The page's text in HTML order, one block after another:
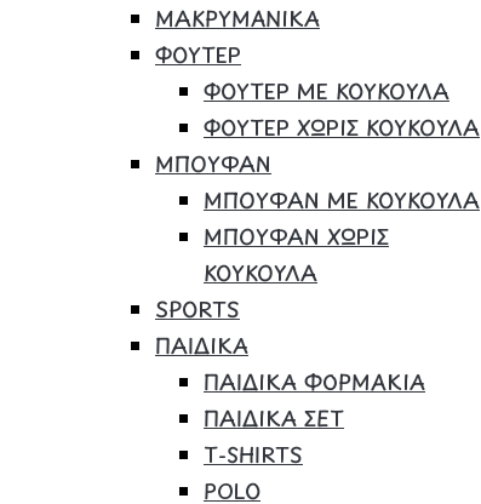
ΜΑΚΡΥΜΑΝΙΚΑ
ΦΟΥΤΕΡ
ΦΟΥΤΕΡ ΜΕ ΚΟΥΚΟΥΛΑ
ΦΟΥΤΕΡ ΧΩΡΙΣ ΚΟΥΚΟΥΛΑ
ΜΠΟΥΦΑΝ
ΜΠΟΥΦΑΝ ΜΕ ΚΟΥΚΟΥΛΑ
ΜΠΟΥΦΑΝ ΧΩΡΙΣ
ΚΟΥΚΟΥΛΑ
SPORTS
ΠΑΙΔΙΚΑ
ΠΑΙΔΙΚΑ ΦΟΡΜΑΚΙΑ
ΠΑΙΔΙΚΑ ΣΕΤ
Τ-SHIRTS
POLO